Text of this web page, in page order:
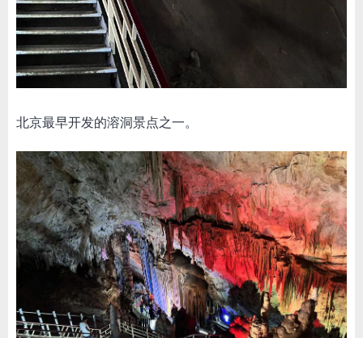
北京最早开发的溶洞景点之一。